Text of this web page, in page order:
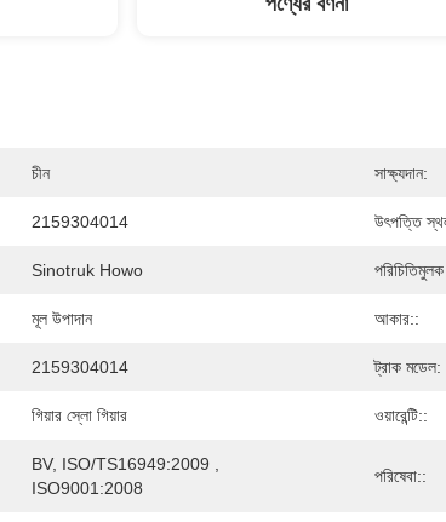
চীন সাক্ষ্যদান:
2159304014 উৎপত্তি
Sinotruk Howo
মূল উপাদান আকার::
2159304014 ট্রাক মডেল:
গিয়ার স্লো গিয়ার ওয়ারেন্টি::
BV, ISO/TS16949:2009 ,
ISO9001:2008
পরিষেবা::